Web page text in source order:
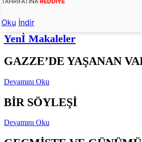
Oku İndir
Yenİ Makaleler
GAZZE’DE YAŞANAN
Devamını Oku
BİR SÖYLEŞİ
Devamını Oku